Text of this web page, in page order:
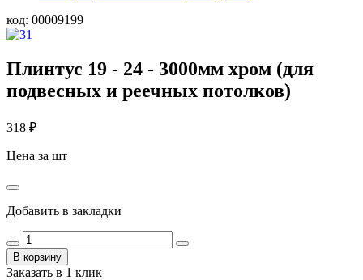
код: 00009199
Плинтус 19 - 24 - 3000мм хром (для
подвесных и реечных потолков)
318 ₽
Цена за шт
Добавить в закладки
В корзину
Заказать в 1 клик